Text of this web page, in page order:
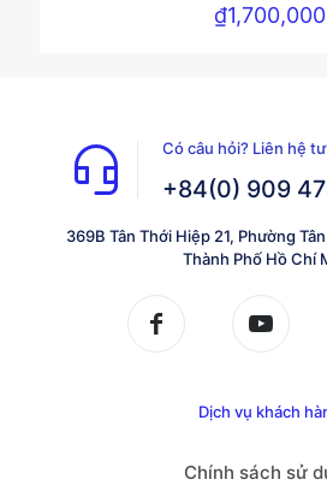
₫1,700,000
Có câu hỏi? Liên hệ
+84(0) 909
369B Tân Thới Hiệp 21, Phường
Thành Phố Hồ Chí
Dịch vụ khách
Chính sách sử